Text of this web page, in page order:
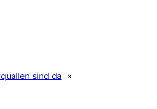
sind da »